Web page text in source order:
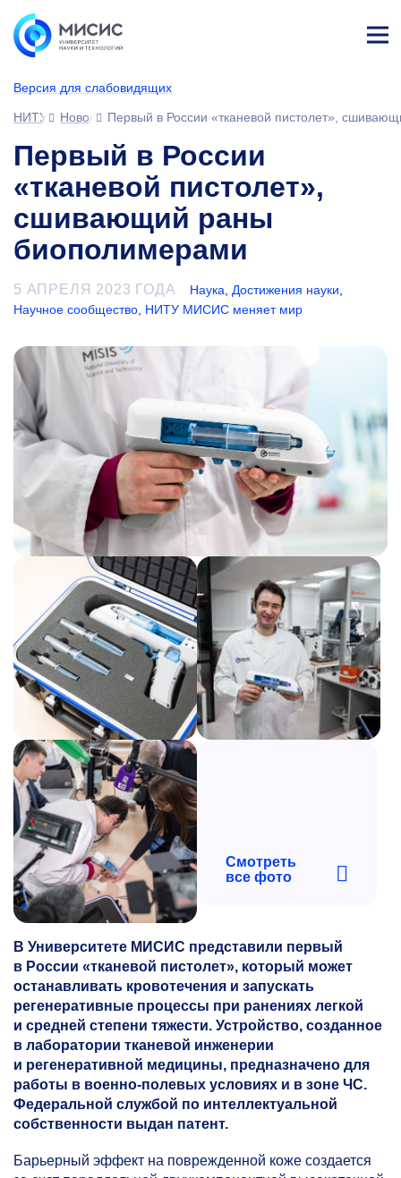
Версия для слабовидящих
ине
НИТУ МИСИС
НовостиПервый в России «тканевой пистолет»,
Первый в России
«тканевой пистолет»,
сшивающий раны
биополимерами
5 АПРЕЛЯ 2023 ГОДА Наука Достижения науки
Научное сообщество НИТУ МИСИС меняет мир
Смотреть
все фото
В Университете МИСИС представили первый
в России «тканевой пистолет», который может
останавливать кровотечения и запускать
регенеративные процессы при ранениях легкой
и средней степени тяжести. Устройство, созданное
в лаборатории тканевой инженерии
и регенеративной медицины, предназначено для
работы в военно-полевых условиях и в зоне ЧС.
Федеральной службой по интеллектуальной
собственности выдан патент.
Барьерный эффект на поврежденной коже создается